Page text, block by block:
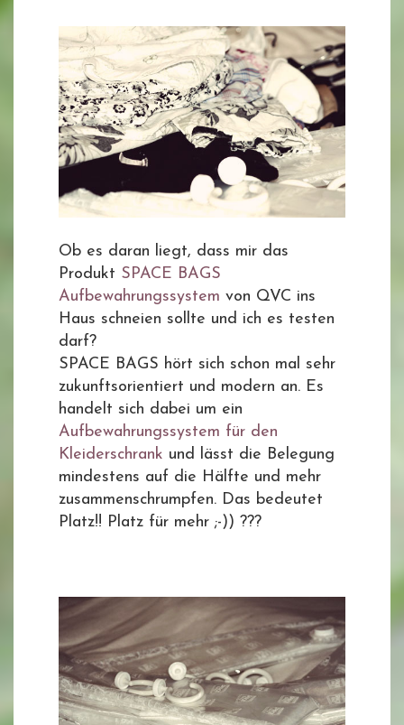
Ob es daran liegt, dass mir das
Produkt SPACE BAGS
Aufbewahrungssystem von QVC ins
Haus schneien sollte und ich es testen
darf?
SPACE BAGS hört sich schon mal sehr
zukunftsorientiert und modern an. Es
handelt sich dabei um ein
Aufbewahrungssystem für den
Kleiderschrank und lässt die Belegung
mindestens auf die Hälfte und mehr
zusammenschrumpfen. Das bedeutet
Platz!! Platz für mehr ;-)) ???